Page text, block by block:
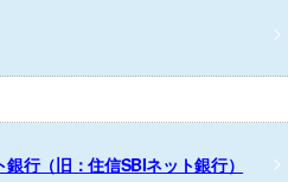
銀行（旧：住信SBIネット銀行）